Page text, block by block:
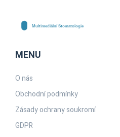
MENU
O nás
Obchodní podmínky
Zásady ochrany soukromí
GDPR